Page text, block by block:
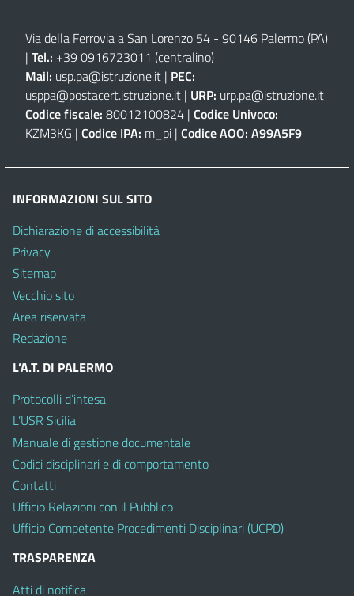
Via della Ferrovia a San Lorenzo 54 - 90146 Palermo (PA)
| Tel.: +39 0916723011 (centralino)
Mail: usp.pa@istruzione.it | PEC:
usppa@postacert.istruzione.it | URP: urp.pa@istruzione.it
Codice fiscale: 80012100824 | Codice Univoco:
KZM3KG | Codice IPA: m_pi | Codice AOO: A99A5F9
INFORMAZIONI SUL SITO
Dichiarazione di accessibilità
Privacy
Sitemap
Vecchio sito
Area riservata
Redazione
L’A.T. DI PALERMO
Protocolli d’intesa
L’USR Sicilia
Manuale di gestione documentale
Codici disciplinari e di comportamento
Contatti
Ufficio Relazioni con il Pubblico
Ufficio Competente Procedimenti Disciplinari (UCPD)
TRASPARENZA
Atti di notifica